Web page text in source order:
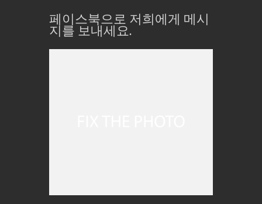
페이스북으로 저희에게 메시
지를 보내세요.